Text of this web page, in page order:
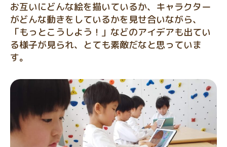
お互いにどんな絵を描いているか、キャラクター
がどんな動きをしているかを見せ合いながら、
「もっとこうしよう！」などのアイデアも出てい
る様子が見られ、とても素敵だなと思っていま
す。